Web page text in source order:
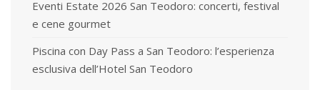
Eventi Estate 2026 San Teodoro: concerti, festival
e cene gourmet
Piscina con Day Pass a San Teodoro: l’esperienza
esclusiva dell’Hotel San Teodoro